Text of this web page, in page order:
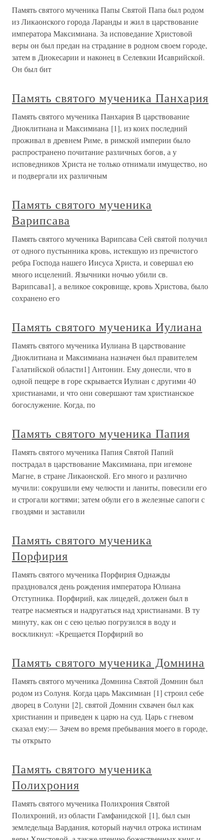
Память святого мученика Папы Святой Папа был родом
из Ликаонского города Ларанды и жил в царствование
императора Максимиана. За исповедание Христовой
веры он был предан на страдание в родном своем городе,
затем в Диокесарии и наконец в Селевкии Исаврийской.
Он был бит
Память святого мученика Панхария
Память святого мученика Панхария В царствование
Диоклитиана и Максимиана [1], из коих последний
проживал в древнем Риме, в римской империи было
распространено почитание различных богов, а у
исповедников Христа не только отнимали имущество, но
и подвергали их различным
Память святого мученика
Варипсава
Память святого мученика Варипсава Сей святой получил
от одного пустынника кровь, истекшую из пречистого
ребра Господа нашего Иисуса Христа, и совершал ею
много исцелений. Язычники ночью убили св.
Варипсава1], а великое сокровище, кровь Христова, было
сохранено его
Память святого мученика Иулиана
Память святого мученика Иулиана В царствование
Диоклитиана и Максимиана назначен был правителем
Галатийской области1] Антонин. Ему донесли, что в
одной пещере в горе скрывается Иулиан с другими 40
христианами, и что они совершают там христианское
богослужение. Когда, по
Память святого мученика Папия
Память святого мученика Папия Святой Папий
пострадал в царствование Максимиана, при игемоне
Магне, в стране Ликаонской. Его много и различно
мучили: сокрушили ему челюсти и ланиты, повесили его
и строгали когтями; затем обули его в железные сапоги с
гвоздями и заставили
Память святого мученика
Порфирия
Память святого мученика Порфирия Однажды
праздновался день рождения императора Юлиана
Отступника. Порфирий, как лицедей, должен был в
театре насмеяться и надругаться над христианами. В ту
минуту, как он с сею целью погрузился в воду и
воскликнул: «Крещается Порфирий во
Память святого мученика Домнина
Память святого мученика Домнина Святой Домнин был
родом из Солуня. Когда царь Максимиан [1] строил себе
дворец в Солуни [2], святой Домнин схвачен был как
христианин и приведен к царю на суд. Царь с гневом
сказал ему:— Зачем во время пребывания моего в городе,
ты открыто
Память святого мученика
Полихрония
Память святого мученика Полихрония Святой
Полихроний, из области Гамфанидской [1], был сын
земледельца Вардания, который научил отрока истинам